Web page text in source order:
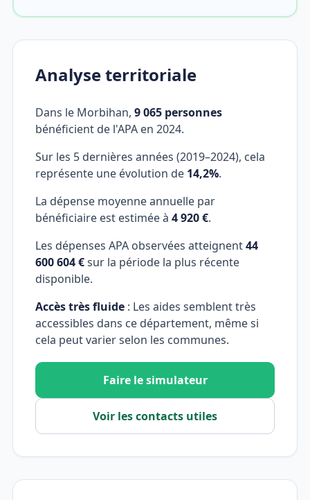
Analyse territoriale
Dans le Morbihan, 9 065 personnes
bénéficient de l'APA en 2024.
Sur les 5 dernières années (2019–2024), cela
représente une évolution de 14,2%.
La dépense moyenne annuelle par
bénéficiaire est estimée à 4 920 €.
Les dépenses APA observées atteignent44
600 604 €sur la période la plus récente
disponible.
Accès très fluide : Les aides semblent très
accessibles dans ce département, même si
cela peut varier selon les communes.
Faire le simulateur
Voir les contacts utiles